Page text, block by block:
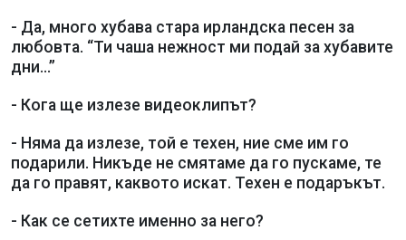
- Да, много хубава стара ирландска песен за
любовта. “Ти чаша нежност ми подай за хубавите
дни...”
- Кога ще излезе видеоклипът?
- Няма да излезе, той е техен, ние сме им го
подарили. Никъде не смятаме да го пускаме, те
да го правят, каквото искат. Техен е подаръкът.
- Как се сетихте именно за него?